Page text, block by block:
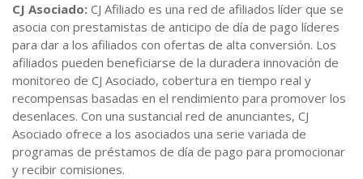
CJ Asociado: CJ Afiliado es una red de afiliados líder que se
asocia con prestamistas de anticipo de día de pago líderes
para dar a los afiliados con ofertas de alta conversión. Los
afiliados pueden beneficiarse de la duradera innovación de
monitoreo de CJ Asociado, cobertura en tiempo real y
recompensas basadas en el rendimiento para promover los
desenlaces. Con una sustancial red de anunciantes, CJ
Asociado ofrece a los asociados una serie variada de
programas de préstamos de día de pago para promocionar
y recibir comisiones.